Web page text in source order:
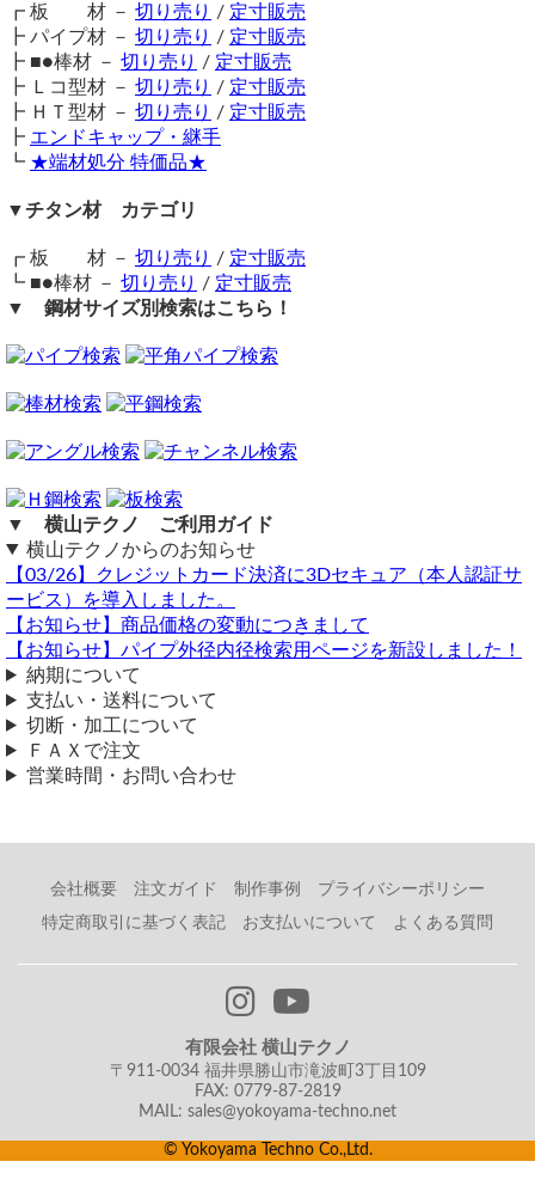
真鍮を和室のまわし、巾木に活用してみたいと考えています。真鍮バ
ーのサンプルをお送りいただくことは可能でしょうか？
インテリアデザインをしております。
株式会社マッシュアップ
行正り香
09098305314
寸法指定でオーダー願います。
┏ 板 材 － 切り売り / 定寸販売
┣ パイプ材 － 切り売り / 定寸販売
┣ ■●棒材 － 切り売り / 定寸販売
┣ Ｌコ型材 － 切り売り / 定寸販売
┣ ＨＴ型材 － 切り売り / 定寸販売
┣ エンドキャップ・継手
┗ ★端材処分 特価品★
▼チタン材 カテゴリ
┏ 板 材 － 切り売り / 定寸販売
┗ ■●棒材 － 切り売り / 定寸販売
▼ 鋼材サイズ別検索はこちら！
▼ 横山テクノ ご利用ガイド
横山テクノからのお知らせ
【03/26】クレジットカード決済に3Dセキュア（本人認証サ
ービス）を導入しました。
【お知らせ】商品価格の変動につきまして
【お知らせ】パイプ外径内径検索用ページを新設しました！
納期について
支払い・送料について
切断・加工について
ＦＡＸで注文
営業時間・お問い合わせ
会社概要 注文ガイド 制作事例
プライバシーポリシー
特定商取引に基づく表記
お支払いについて よくある質問
有限会社 横山テクノ
〒911-0034 福井県勝山市滝波町3丁目109
FAX: 0779-87-2819
MAIL: sales@yokoyama-techno.net
© Yokoyama Techno Co.,Ltd.